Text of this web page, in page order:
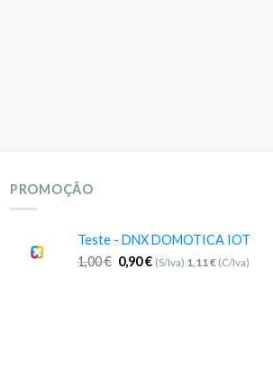
PROMOÇÃO
Teste - DNX DOMOTICA IOT
1,00€ 0,90€ (S/Iva) 1,11€ (C/Iva)